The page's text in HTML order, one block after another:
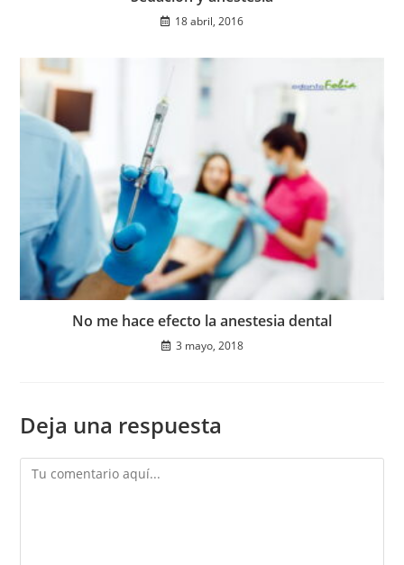
18 abril, 2016
No me hace efecto la anestesia dental
3 mayo, 2018
Deja una respuesta